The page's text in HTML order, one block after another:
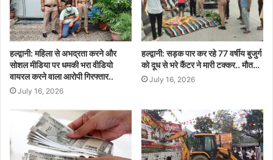
हल्द्वानी: महिला से अभद्रता करने और
सोशल मीडिया पर धमकी भरा वीडियो
वायरल करने वाला आरोपी गिरफ्तार..
July 16, 2026
हल्द्वानी: सड़क पार कर रहे 77 वर्षीय बुजुर्ग
को दूध से भरे कैंटर ने मारी टक्कर.. मौत…
July 16, 2026